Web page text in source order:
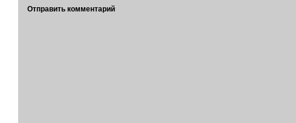
Отправить комментарий